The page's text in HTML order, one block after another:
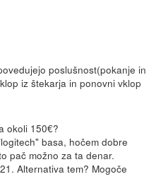
poslušnost(pokanje in
iz štekarja in ponovni vklop
okoli 150€?
basa, hočem dobre
pač možno za ta denar.
Alternativa tem? Mogoče